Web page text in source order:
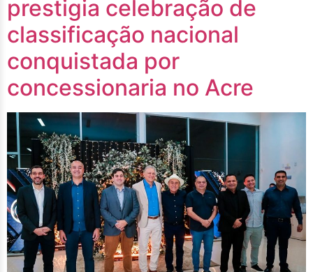
prestigia celebração de
classificação nacional
conquistada por
concessionaria no Acre